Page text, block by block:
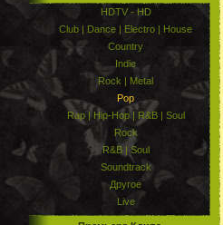
HDTV - HD
Club | Dance | Electro | House
Country
Indie
Rock | Metal
Pop
Rap | Hip-Hop | R&B | Soul
Rock
R&B | Soul
Soundtrack
Другое
Live